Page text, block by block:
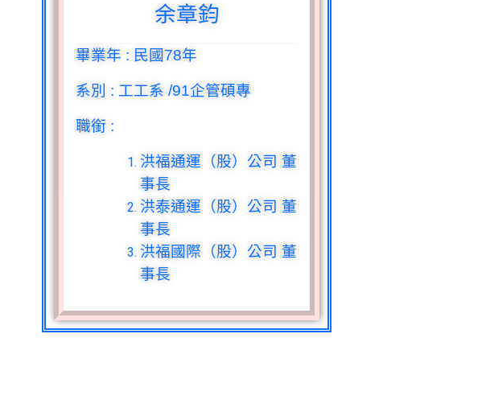
余章鈞
畢業年 : 民國78年
系別 : 工工系 /91企管碩專
職銜 :
洪福通運（股）公司 董
事長
洪泰通運（股）公司 董
事長
洪福國際（股）公司 董
事長